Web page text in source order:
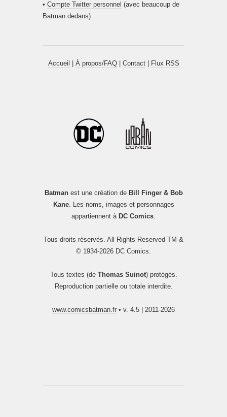
• Compte Twitter personnel (avec beaucoup de
Batman dedans)
Accueil À propos/FAQ| Contact| Flux RSS
Batmanest une création de Bill Finger & Bob
Kane. Les noms, images et personnages
appartiennent à DC Comics.
Tous droits réservés. All Rights Reserved TM &
© 1934-2026 DC Comics.
Tous textes (de Thomas Suinot) protégés.
Reproduction partielle ou totale interdite.
www.comicsbatman.fr • v. 4.5 | 2011-2026